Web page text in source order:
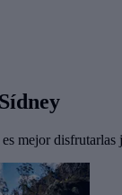
mejor disfrutarlas